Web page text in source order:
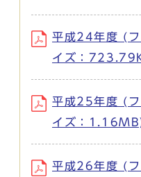
平成24年度 (
イズ：
平成25年度 (
イズ：
平成26年度 (